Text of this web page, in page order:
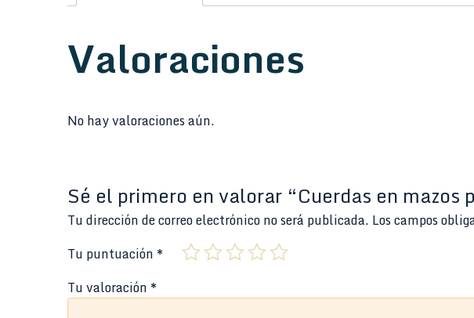
Valoraciones
No hay valoraciones aún.
Sé el primero en valorar “Cuerdas en
Tu dirección de correo electrónico no será publicada. Los campos
Tu puntuación *
Tu valoración *